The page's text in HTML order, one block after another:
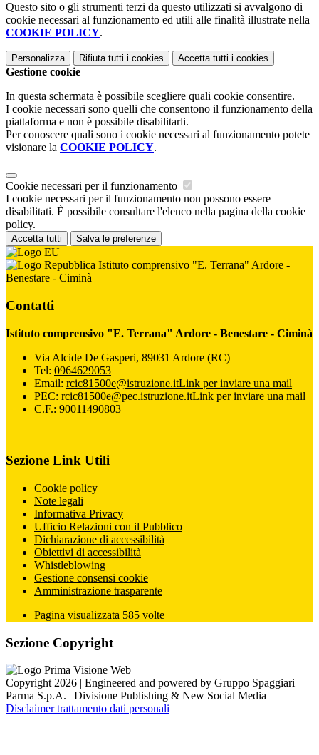
Questo sito o gli strumenti terzi da questo utilizzati si avvalgono di
cookie necessari al funzionamento ed utili alle finalità illustrate nella
COOKIE POLICY.
Personalizza Rifiuta tutti i cookies Accetta tutti i cookies
Gestione cookie
In questa schermata è possibile scegliere quali cookie consentire.
I cookie necessari sono quelli che consentono il funzionamento della
piattaforma e non è possibile disabilitarli.
Per conoscere quali sono i cookie necessari al funzionamento potete
visionare la COOKIE POLICY.
Cookie necessari per il funzionamento
I cookie necessari per il funzionamento non possono essere
disabilitati. È possibile consultare l'elenco nella pagina della cookie
policy.
Accetta tutti Salva le preferenze
Istituto comprensivo "E. Terrana" Ardore -
Benestare - Ciminà
Contatti
Istituto comprensivo "E. Terrana" Ardore - Benestare - Ciminà
Via Alcide De Gasperi, 89031 Ardore (RC)
Tel: 0964629053
Email: rcic81500e@istruzione.itLink per inviare una mail
PEC: rcic81500e@pec.istruzione.itLink per inviare una mail
C.F.: 90011490803
Sezione Link Utili
Cookie policy
Note legali
Informativa Privacy
Ufficio Relazioni con il Pubblico
Dichiarazione di accessibilità
Obiettivi di accessibilità
Whistleblowing
Gestione consensi cookie
Amministrazione trasparente
Pagina visualizzata 585 volte
Sezione Copyright
Copyright 2026 | Engineered and powered by Gruppo Spaggiari
Parma S.p.A. | Divisione Publishing & New Social Media
Disclaimer trattamento dati personali